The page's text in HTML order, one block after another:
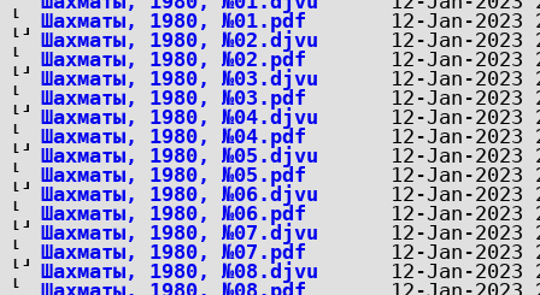
Шахматы, 1980, №01.pdf
Шахматы, 1980, №02.djvu
Шахматы, 1980, №02.pdf
Шахматы, 1980, №03.djvu
Шахматы, 1980, №03.pdf
Шахматы, 1980, №04.djvu
Шахматы, 1980, №04.pdf
Шахматы, 1980, №05.djvu
Шахматы, 1980, №05.pdf
Шахматы, 1980, №06.djvu
Шахматы, 1980, №06.pdf
Шахматы, 1980, №07.djvu
Шахматы, 1980, №07.pdf
Шахматы, 1980, №08.djvu
Шахматы, 1980, №08.pdf